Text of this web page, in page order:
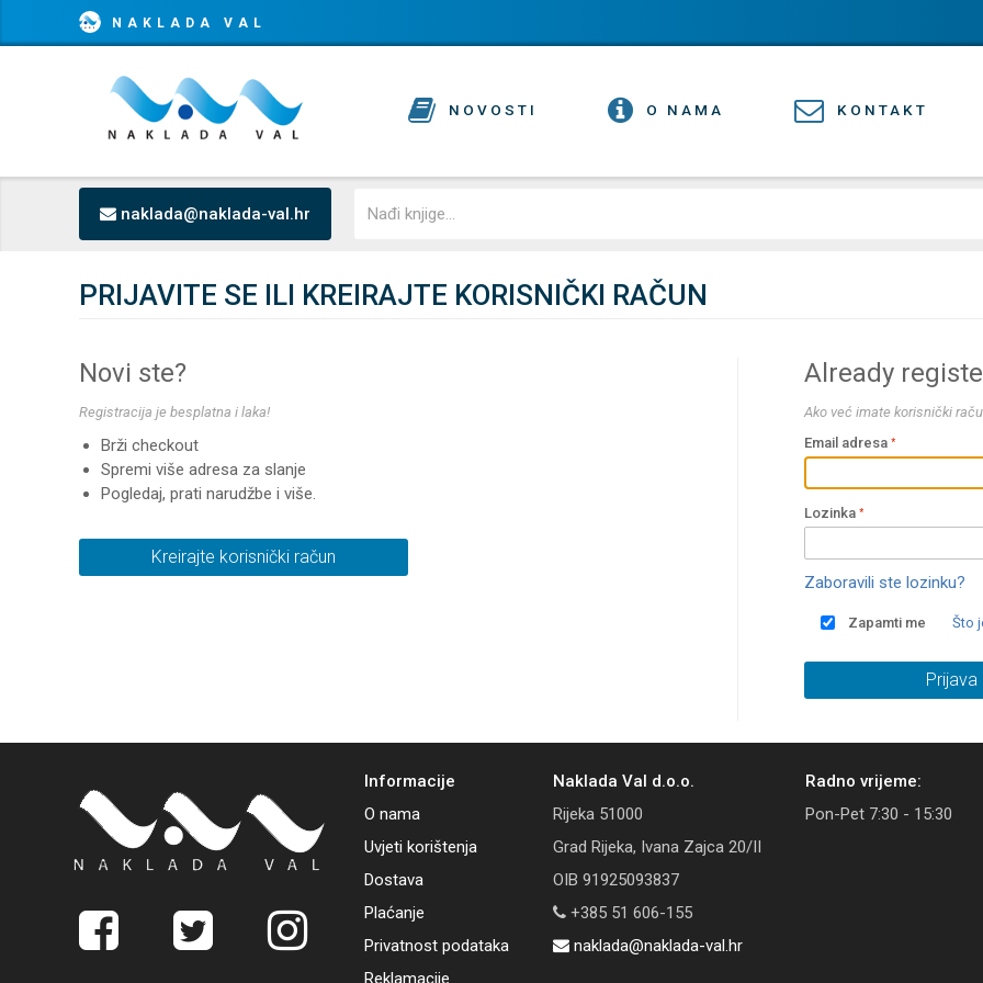
NAKLADA VAL
NOVOSTI O NAMA KONTAKT
naklada@naklada-val.hr
PRIJAVITE SE ILI KREIRAJTE KORISNIČKI RAČUN
Novi ste?
Registracija je besplatna i laka!
Brži checkout
Spremi više adresa za slanje
Pogledaj, prati narudžbe i više.
Kreirajte korisnički račun
Already
Ako već imate korisnički
Email adresa
Lozinka
Zaboravili ste lozinku?
Zapamti me Što
Prijava
Informacije
O nama
Uvjeti korištenja
Dostava
Plaćanje
Privatnost podataka
Reklamacije
Naklada Val d.o.o.
Rijeka 51000
Grad Rijeka, Ivana Zajca 20/II
OIB 91925093837
+385 51 606-155
naklada@naklada-val.hr
Radno vrijeme:
Pon-Pet 7:30 - 15:30